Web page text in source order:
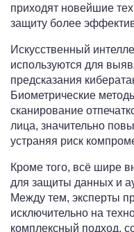
приходят новейшие
защиту более
Искусственный
используются для
предсказания
Биометрические
сканирование
лица, значительно
устраняя риск
Кроме того, всё шире
для защиты данных и
Между тем, эксперты
исключительно на
комплексный подход,